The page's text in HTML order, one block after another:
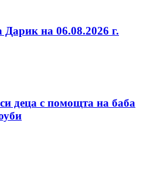
на 06.08.2026 г.
деца с помощта на баба